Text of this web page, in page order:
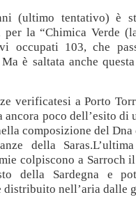
(ultimo tentativo) è
la “Chimica Verde
occupati 103, che
è saltata anche
verificatesi a Porto
ancora poco dell’esito di
composizione del
della
colpiscono a Sarroch
della Sardegna e
distribuito nell’aria dalle